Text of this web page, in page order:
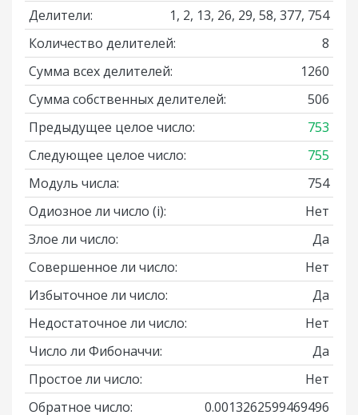
Делители:
1, 2, 13, 26, 29, 58, 377, 754
Количество делителей:
8
Сумма всех делителей:
1260
Сумма собственных делителей:
506
Предыдущее целое число:
753
Следующее целое число:
755
Модуль числа:
754
Одиозное ли число (i):
Нет
Злое ли число:
Да
Совершенное ли число:
Нет
Избыточное ли число:
Да
Недостаточное ли число:
Нет
Число ли Фибоначчи:
Да
Простое ли число:
Нет
Обратное число:
0.0013262599469496